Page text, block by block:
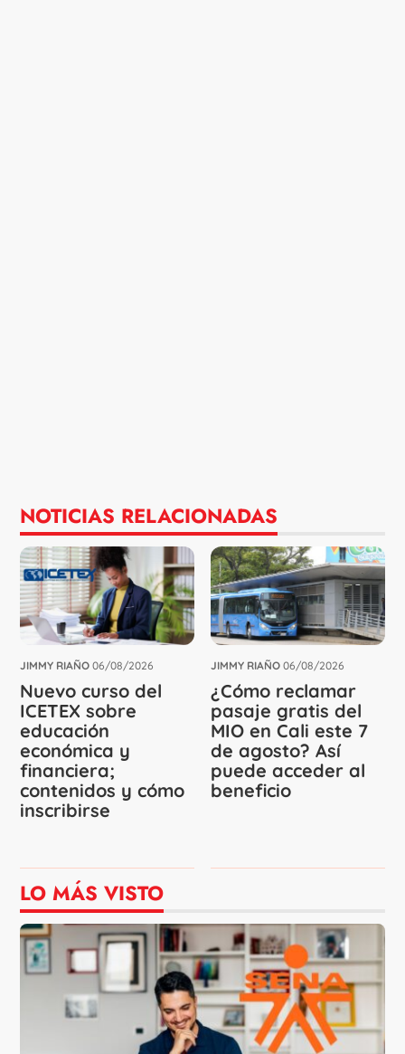
NOTICIAS RELACIONADAS
JIMMY RIAÑO 06/08/2026
Nuevo curso del
ICETEX sobre
educación
económica y
financiera;
contenidos y cómo
inscribirse
JIMMY RIAÑO 06/08/2026
¿Cómo reclamar
pasaje gratis del
MIO en Cali este 7
de agosto? Así
puede acceder al
beneficio
LO MÁS VISTO